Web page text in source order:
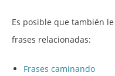
Es posible que también
frases relacionadas:
Frases caminando